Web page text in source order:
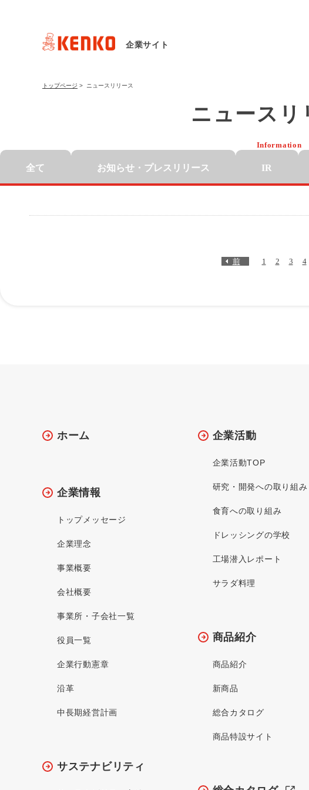
企業サイト
トップページ > ニュースリリース
ニュースリ
Information
全て お知らせ・ プレスリリース IR
前 1 2 3 4
ホーム
企業情報
トップメッセージ
企業理念
事業概要
会社概要
事業所・子会社一覧
役員一覧
企業行動憲章
沿革
中長期経営計画
サステナビリティ
企業活動
企業活動TOP
研究・開発への取り組み
食育への取り組み
ドレッシングの学校
工場潜入レポート
サラダ料理
商品紹介
商品紹介
新商品
総合カタログ
商品特設サイト